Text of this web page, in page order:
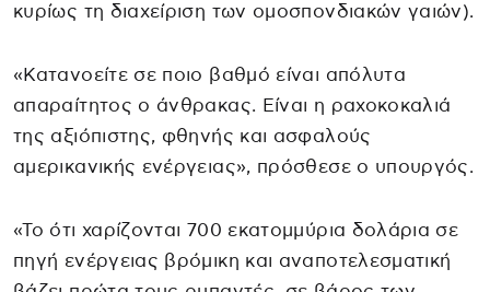
κυρίως τη διαχείριση των ομοσπονδιακών γαιών).
«Κατανοείτε σε ποιο βαθμό είναι απόλυτα
απαραίτητος ο άνθρακας. Είναι η ραχοκοκαλιά
της αξιόπιστης, φθηνής και ασφαλούς
αμερικανικής ενέργειας», πρόσθεσε ο υπουργός.
«Το ότι χαρίζονται 700 εκατομμύρια δολάρια σε
πηγή ενέργειας βρόμικη και αναποτελεσματική